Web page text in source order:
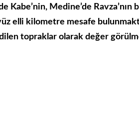
Kabe’nin, Medine’de
elli kilometre mesafe
topraklar olarak değer